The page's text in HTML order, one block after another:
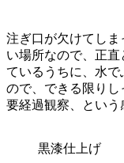
注ぎ口が欠けてし
い場所なので、正
ているうちに、水
ので、できる限りし
要経過観察、という
黒漆仕上げ